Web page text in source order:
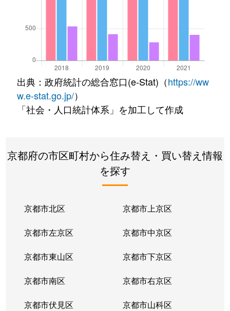
出典：政府統計の総合窓口(e-Stat)（https://ww
w.e-stat.go.jp/）
「社会・人口統計体系」を加工して作成
京都府の市区町村から住み替え・買い替え情報
を探す
京都市北区 京都市上京区
京都市左京区 京都市中京区
京都市東山区 京都市下京区
京都市南区 京都市右京区
京都市伏見区 京都市山科区